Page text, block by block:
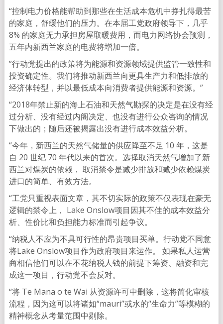
“控制电力价格能帮助到那些在生活成本危机中挣扎得最苦
的家庭，舒缓他们的压力。在本届工党政府领导下，几乎
8% 的家庭无力承担房屋取暖费用，而电力网络协会预测，
五年内新西兰家庭的电费将增加一倍。
”行动党提出的政策将为能源和资源领域提供监管一致性和
投资确定性。我们将推动新西兰向更具生产力和低排放的
经济体转型，并以最低成本向消费者提供能源和资源。”
“2018年禁止新的海上石油和天然气勘探的决定是在没有经
过分析、没有经过内阁决定、也没有进行公众咨询的情况
下做出的；随后还被揭露出没有进行成本效益分析。
“今年，新西兰的天然气储量的供应降至不足 10 年，这是
自 20 世纪 70 年代以来的首次。选择取消天然气增加了新
西兰对煤炭的依赖， 取消禁令是减少排放和减少依赖煤炭
进口的简单、有效方法。
“工党只重视表面文章，其不切实际的政策不仅表现在豪无
逻辑的禁令上， Lake Onslow项目因其不佳的成本效益分
析、性价比和负担能力标准而引起争议。
“纳税人不应为不具可行性的昂贵项目买单。行动党不同意
将Lake Onslow项目作为政府项目来运作。 如果私人运营
商相信他们可以在不花纳税人钱的前提下筹资、融资和完
成这一项目，行动党不会反对。
“将 Te Mana o te Wai 从资源许可中删除，这将简化审核
流程，因为这可以将诸如“mauri”或水的“生命力”等模糊的
精神概念从考量范围中剔除。